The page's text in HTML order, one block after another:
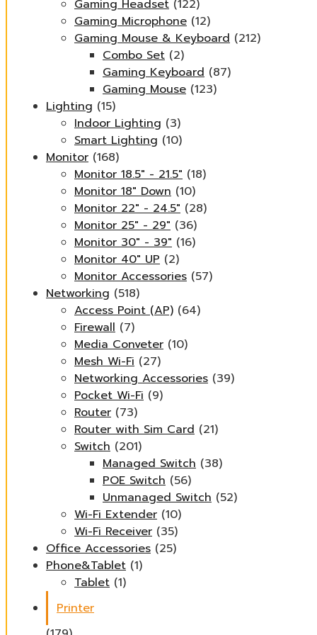
Gaming Headset (122)
Gaming Microphone (12)
Gaming Mouse & Keyboard (212)
Combo Set (2)
Gaming Keyboard (87)
Gaming Mouse (123)
Lighting (15)
Indoor Lighting (3)
Smart Lighting (10)
Monitor (168)
Monitor 18.5" - 21.5" (18)
Monitor 18" Down (10)
Monitor 22" - 24.5" (28)
Monitor 25" - 29" (36)
Monitor 30" - 39" (16)
Monitor 40" UP (2)
Monitor Accessories (57)
Networking (518)
Access Point (AP) (64)
Firewall (7)
Media Conveter (10)
Mesh Wi-Fi (27)
Networking Accessories (39)
Pocket Wi-Fi (9)
Router (73)
Router with Sim Card (21)
Switch (201)
Managed Switch (38)
POE Switch (56)
Unmanaged Switch (52)
Wi-Fi Extender (10)
Wi-Fi Receiver (35)
Office Accessories (25)
Phone&Tablet (1)
Tablet (1)
Printer